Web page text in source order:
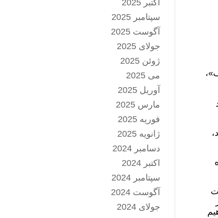
اکتبر 2025
سپتامبر 2025
آگوست 2025
جولای 2025
ژوئن 2025
می 2025
آوریل 2025
مارس 2025
فوریه 2025
ژانویه 2025
دسامبر 2024
اکتبر 2024
سپتامبر 2024
آگوست 2024
جولای 2024